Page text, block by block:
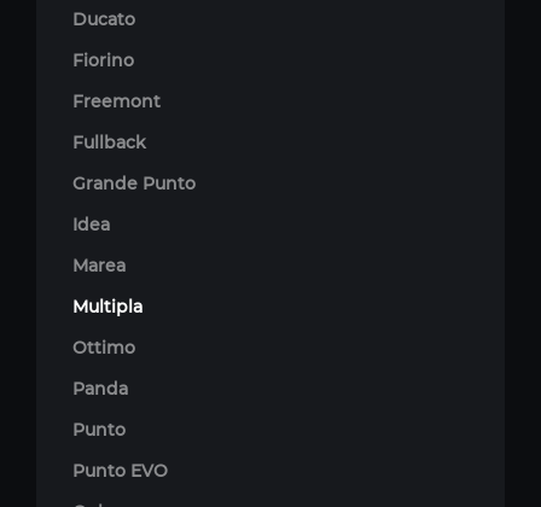
Ducato
Fiorino
Freemont
Fullback
Grande Punto
Idea
Marea
Multipla
Ottimo
Panda
Punto
Punto EVO